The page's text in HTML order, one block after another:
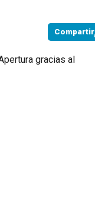
Compartir